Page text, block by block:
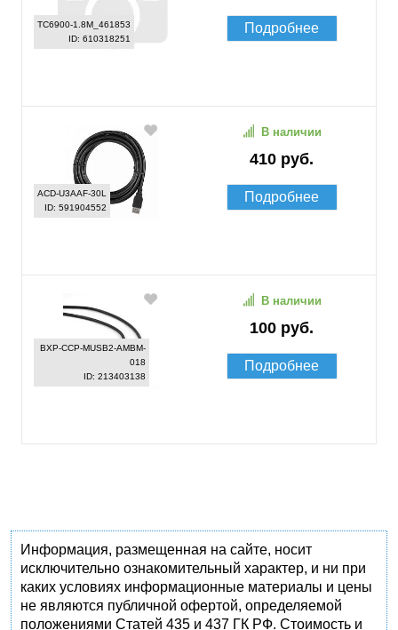
TC6900-1.8M_461853
ID: 610318251
Подробнее
ACD-U3AAF-30L
ID: 591904552
410 руб.
В наличии
Подробнее
BXP-CCP-MUSB2-AMBM-
018
ID: 213403138
100 руб.
В наличии
Подробнее
Информация, размещенная на сайте, носит
исключительно ознакомительный характер, и ни при
каких условиях информационные материалы и цены
не являются публичной офертой, определяемой
положениями Статей 435 и 437 ГК РФ. Стоимость и